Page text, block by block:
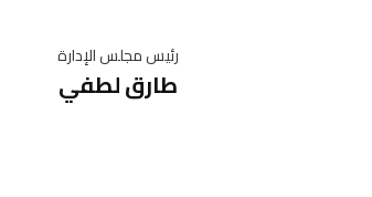
رئيس مجلس الإدارة
طارق لطفي